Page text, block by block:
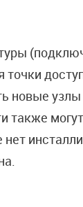
точки
новые
также